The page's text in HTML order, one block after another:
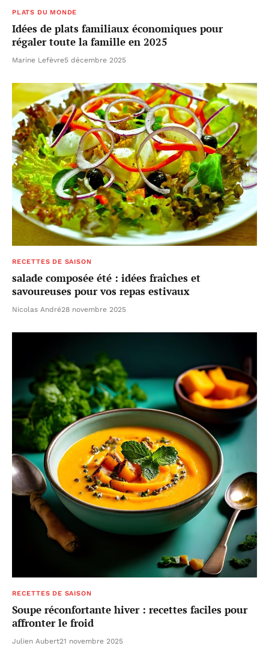
PLATS DU MONDE
Idées de plats familiaux économiques pour
régaler toute la famille en 2025
Marine Lefèvre5 décembre 2025
RECETTES DE SAISON
salade composée été : idées fraîches et
savoureuses pour vos repas estivaux
Nicolas André28 novembre 2025
RECETTES DE SAISON
Soupe réconfortante hiver : recettes faciles pour
affronter le froid
Julien Aubert21 novembre 2025